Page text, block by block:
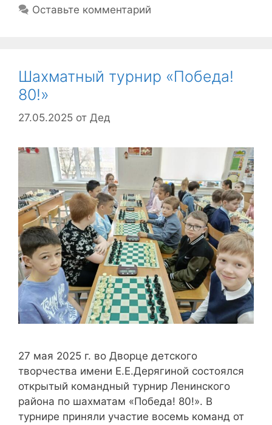
Оставьте комментарий
Шахматный турнир «Победа!
80!»
27.05.2025 от Дед
27 мая 2025 г. во Дворце детского
творчества имени Е.Е.Дерягиной состоялся
открытый командный турнир Ленинского
района по шахматам «Победа! 80!». В
турнире приняли участие восемь команд от